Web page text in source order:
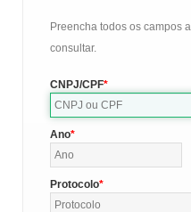
Preencha todos os campos
consultar.
CNPJ/CPF
Ano
Protocolo